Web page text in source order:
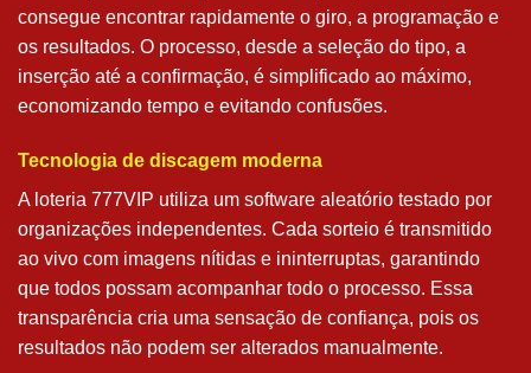
consegue encontrar rapidamente o giro, a programação e
os resultados. O processo, desde a seleção do tipo, a
inserção até a confirmação, é simplificado ao máximo,
economizando tempo e evitando confusões.
Tecnologia de discagem moderna
A loteria 777VIP utiliza um software aleatório testado por
organizações independentes. Cada sorteio é transmitido
ao vivo com imagens nítidas e ininterruptas, garantindo
que todos possam acompanhar todo o processo. Essa
transparência cria uma sensação de confiança, pois os
resultados não podem ser alterados manualmente.